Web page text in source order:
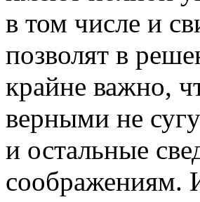
в том числе и
позволят в
крайне важно,
верными не
и остальные
соображениям.